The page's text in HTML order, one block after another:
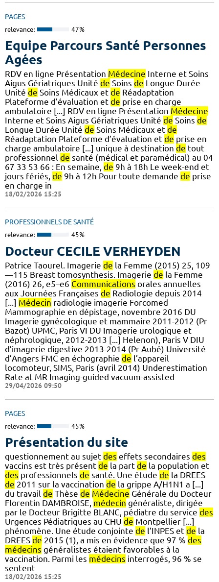
PAGES
relevance: 47%
Equipe Parcours Santé Personnes
Agées
RDV en ligne Présentation Médecine Interne et Soins
Aigus Gériatriques Unité de Soins de Longue Durée
Unité de Soins Médicaux et de Réadaptation
Plateforme d’évaluation et de prise en charge
ambulatoire [...] RDV en ligne Présentation Médecine
Interne et Soins Aigus Gériatriques Unité de Soins de
Longue Durée Unité de Soins Médicaux et de
Réadaptation Plateforme d’évaluation et de prise en
charge ambulatoire [...] unique à destination de tout
professionnel de santé (médical et paramédical) au 04
67 33 53 66 : En semaine, de 9h à 18h Le week-end et
jours fériés, de 9h à 12h Pour toute demande de prise
en charge in
18/02/2026 15:25
PROFESSIONNELS DE SANTÉ
relevance: 45%
Docteur CECILE VERHEYDEN
Patrice Taourel. Imagerie de la Femme (2015) 25, 109
—115 Breast tomosynthesis. Imagerie de la Femme
(2016) 26, e5–e6 Communications orales annuelles
aux Journées Françaises de Radiologie depuis 2014
[...] Médecin radiologie imagerie Forcomed
Mammographie en dépistage, novembre 2016 DU
Imagerie gynécologique et mammaire 2011-2012 (Pr
Bazot) UPMC, Paris VI DU Imagerie urologique et
néphrologique, 2012-2013 [...] Helenon), Paris V DIU
d’imagerie digestive 2013-2014 (Pr Aubé) Université
d’Angers FMC en échographie de l’appareil
locomoteur, SIMS, Paris (avril 2014) Underestimation
Rate at MR Imaging-guided vacuum-assisted
29/04/2026 09:50
PAGES
relevance: 45%
Présentation du site
questionnement au sujet des effets secondaires des
vaccins est très présent de la part de la population et
des professionnels de santé. Une étude de la DREES
de 2011 sur la vaccination de la grippe A/H1N1 a [...]
du travail de Thèse de Médecine Générale du Docteur
Florentin DAMBROISE, médecin généraliste, dirigée
par le Docteur Brigitte BLANC, pédiatre du service des
Urgences Pédiatriques au CHU de Montpellier [...]
phénomène. Une étude conjointe de l’INPES et de la
DREES de 2015 (1), a mis en évidence que 97 % des
médecins généralistes étaient favorables à la
vaccination. Parmi les médecins interrogés, 96 % se
sentent
18/02/2026 15:25